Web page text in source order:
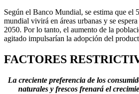
Según el Banco Mundial, se estima que el
mundial vivirá en áreas urbanas y se
2050. Por lo tanto, el aumento de la
agitado impulsarían la adopción del
FACTORES
La creciente preferencia de los
naturales y frescos frenará el